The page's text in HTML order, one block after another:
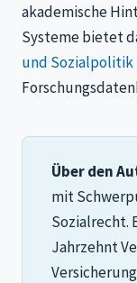
akademische
Systeme bietet
und Sozialpolitik
Über den
mit
Sozialrecht.
Jahrzehnt